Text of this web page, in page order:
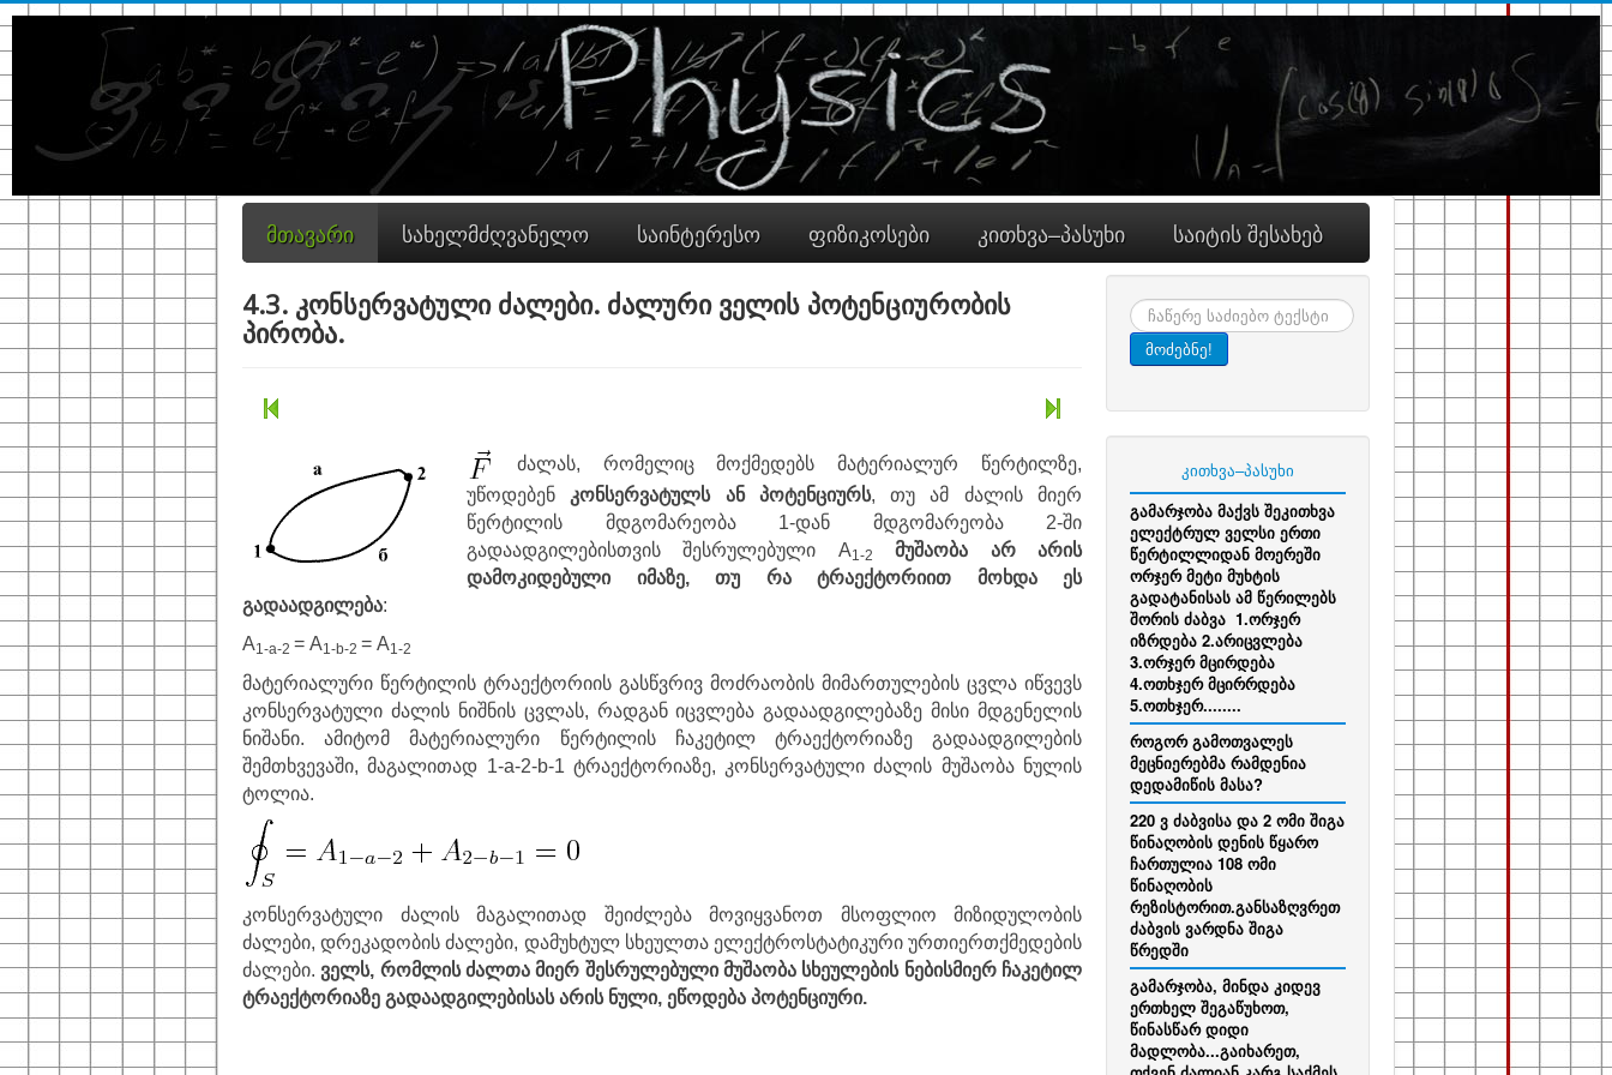
მთავარი სახელმძღვანელო საინტერესო ფიზიკოსები კითხვა–პასუხი საიტის შესახებ
4.3. კონსერვატული ძალები. ძალური ველის პოტენციურობის
პირობა.
ძალას, რომელიც მოქმედებს მატერიალურ წერტილზე,
უწოდებენ კონსერვატულს ან პოტენციურს, თუ ამ ძალის მიერ
წერტილის მდგომარეობა 1-დან მდგომარეობა 2-ში
გადაადგილებისთვის შესრულებული A1-2
მუშაობა არ არის
დამოკიდებული იმაზე, თუ რა ტრაექტორიით მოხდა ეს
გადაადგილება:
A1-a-2 = A1-b-2 = A1-2
მატერიალური წერტილის ტრაექტორიის გასწვრივ მოძრაობის მიმართულების ცვლა იწვევს
კონსერვატული ძალის ნიშნის ცვლას, რადგან იცვლება გადაადგილებაზე მისი მდგენელის
ნიშანი. ამიტომ მატერიალური წერტილის ჩაკეტილ ტრაექტორიაზე გადაადგილების
შემთხვევაში, მაგალითად 1-a-2-b-1 ტრაექტორიაზე, კონსერვატული ძალის მუშაობა ნულის
ტოლია.
კონსერვატული ძალის მაგალითად შეიძლება მოვიყვანოთ მსოფლიო მიზიდულობის
ძალები, დრეკადობის ძალები, დამუხტულ სხეულთა ელექტროსტატიკური ურთიერთქმედების
ძალები. ველს, რომლის ძალთა მიერ შესრულებული მუშაობა სხეულების ნებისმიერ ჩაკეტილ
ტრაექტორიაზე გადაადგილებისას არის ნული, ეწოდება პოტენციური.
ძიება
მოძებნე!
კითხვა–პასუხი
გამარჯობა მაქვს შეკითხვა
ელექტრულ ველსი ერთი
წერტილლიდან მოერეში
ორჯერ მეტი მუხტის
გადატანისას ამ წერილებს
შორის ძაბვა 1.ორჯერ
იზრდება 2.არიცვლება
3.ორჯერ მცირდება
4.ოთხჯერ მცირრდება
5.ოთხჯერ........
როგორ გამოთვალეს
მეცნიერებმა რამდენია
დედამიწის მასა?
220 ვ ძაბვისა და 2 ომი შიგა
წინაღობის დენის წყარო
ჩართულია 108 ომი
წინაღობის
რეზისტორით.განსაზღვრეთ
ძაბვის ვარდნა შიგა
წრედში
გამარჯობა, მინდა კიდევ
ერთხელ შეგაწუხოთ,
წინასწარ დიდი
მადლობა...გაიხარეთ,